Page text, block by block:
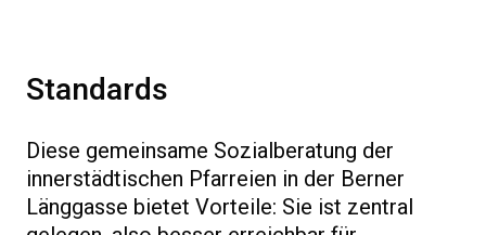
Standards
Diese gemeinsame Sozialberatung der
innerstädtischen Pfarreien in der Berner
Länggasse bietet Vorteile: Sie ist zentral